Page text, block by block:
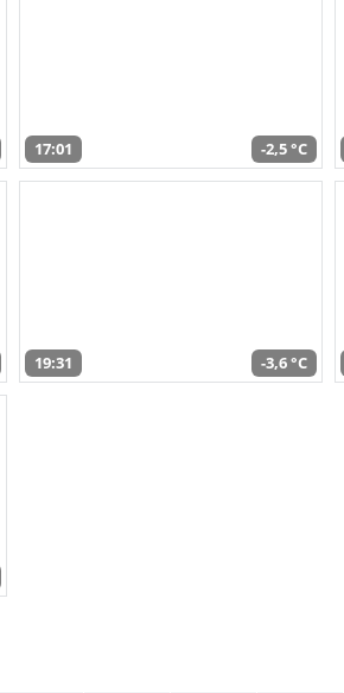
17:01 -2,5 °C
19:31 -3,6 °C